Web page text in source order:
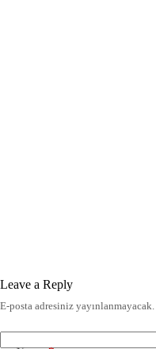
Leave a Reply
E-posta adresiniz yayınlanmayacak.